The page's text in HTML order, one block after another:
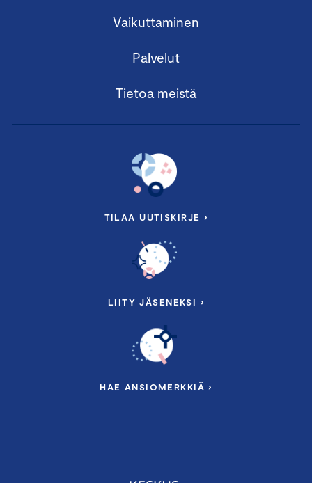
Vaikuttaminen
Palvelut
Tietoa meistä
TILAA UUTISKIRJE ›
LIITY JÄSENEKSI ›
HAE ANSIOMERKKIÄ ›